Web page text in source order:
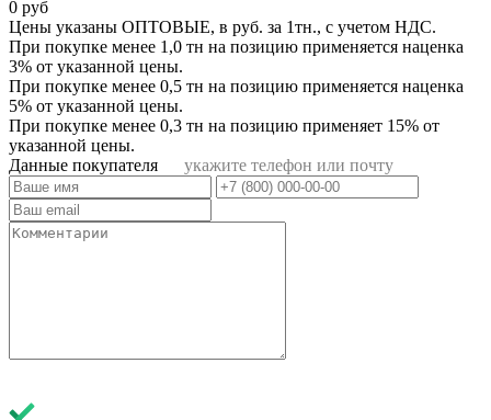
0 руб
Цены указаны ОПТОВЫЕ, в руб. за 1тн., с учетом НДС.
При покупке менее 1,0 тн на позицию применяется наценка
3% от указанной цены.
При покупке менее 0,5 тн на позицию применяется наценка
5% от указанной цены.
При покупке менее 0,3 тн на позицию применяет 15% от
указанной цены.
Данные покупателя
укажите телефон или почту